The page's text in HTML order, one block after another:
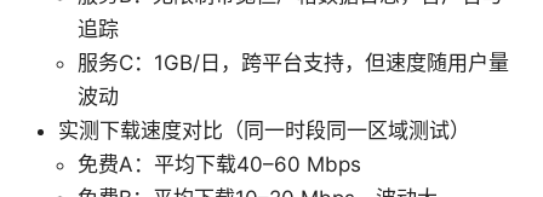
追踪
服务C：1GB/日，跨平台支持，但速度随用户量
波动
实测下载速度对比（同一时段同一区域测试）
免费A：平均下载40–60 Mbps